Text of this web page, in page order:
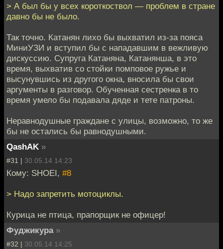
> А был бы у всех короткоствол — проблем в стране
давно бы не было.
Так точно. Катанян лихо бы выхватил из-за пояса
МиниУЗИ и вступил бы с нападавшим в вежливую
дискуссию. Супруга Катаняна, Катанянша, в это
время, выхватив со стойки помповое ружье и
высунувшись из другого окна, вносила бы свои
аргументы в разговор. Обученная сестренка в то
время умело бы подавала дяде и тете патроны.
Неравнодушные граждане с улицы, возможно, то же
бы не остались бы равнодушными.
QashAK »
#31 | 30.05.14 14:23
Кому: SHOEI, #8
> Надо запретить мотоциклы.
Курица не птица, прапорщик не офицер!
Фуджикура »
#32 | 30.05.14 14:25